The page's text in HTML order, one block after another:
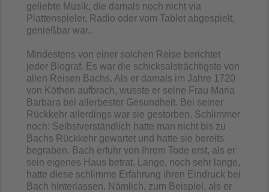
geliebte Musik, die damals noch nicht via
Plattenspieler, Radio oder vom Tablet abgespielt,
genießbar war..
Mindestens von einer solchen Reise berichtet
jeder Biograf. Es war die schicksalsträchtigste von
allen Reisen Bachs. Als er damals im Jahre 1720
von Köthen aufbrach, wusste er seine Frau Maria
Barbara bei allerbester Gesundheit. Bei seiner
Rückkehr allerdings war sie gestorben. Schlimmer
noch: Selbstverständlich hatte man nicht bis zu
Bachs Rückkehr gewartet und hatte sie bereits
begraben. Bach erfuhr von Ihrem Tode erst, als er
sein eigenes Haus betrat. Lange, noch sehr lange,
hatte diese schlimme Erfahrung ihren Eindruck bei
Bach hinterlassen. Nämlich, zum Beispiel, als er